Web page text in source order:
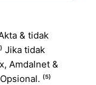
& tidak
Jika tidak
Amdalnet &
⁽⁵⁾